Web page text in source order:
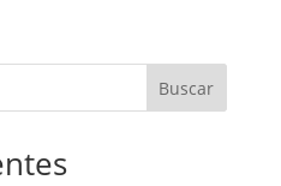
Buscar